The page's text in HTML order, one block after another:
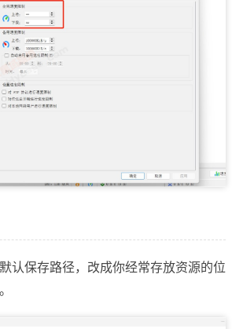
认保存路径，改成你经常存放资源的位